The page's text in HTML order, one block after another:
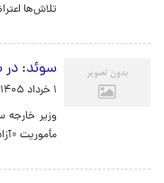
تلاش‌ها
سوئد: در
۱ خرداد ۱۴۰۵، ۱۱:۴۷
وزیر خارجه
مأموریت